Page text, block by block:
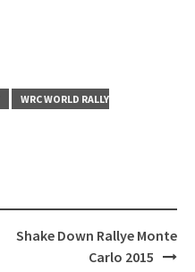
WRC WORLD RALLY
Shake Down Rallye Monte
Carlo 2015